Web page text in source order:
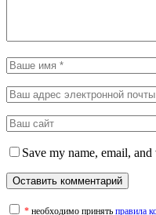
Save my name, email,
* необходимо принять правила